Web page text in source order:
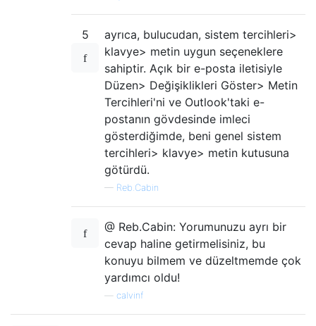
5
ayrıca, bulucudan, sistem tercihleri>
klavye> metin uygun seçeneklere
sahiptir. Açık bir e-posta iletisiyle
Düzen> Değişiklikleri Göster> Metin
Tercihleri'ni ve Outlook'taki e-
postanın gövdesinde imleci
gösterdiğimde, beni genel sistem
tercihleri> klavye> metin kutusuna
götürdü.
— Reb.Cabin
@ Reb.Cabin: Yorumunuzu ayrı bir
cevap haline getirmelisiniz, bu
konuyu bilmem ve düzeltmemde çok
yardımcı oldu!
calvinf